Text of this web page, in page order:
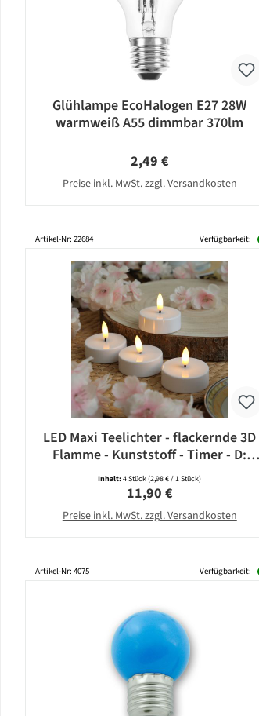
Glühlampe EcoHalogen E27 28W
warmweiß A55 dimmbar 370lm
Regulärer Preis:
2,49 €
Preise inkl. MwSt. zzgl. Versandkosten
Artikel-Nr: 22684 Verfügbarkeit:
LED Maxi Teelichter - flackernde 3D
Flamme - Kunststoff - Timer - D:
5,8cm - weiß - 4er Set
Inhalt:4 Stück(2,98 € / 1 Stück)
Regulärer Preis:
11,90 €
Preise inkl. MwSt. zzgl. Versandkosten
Artikel-Nr: 4075 Verfügbarkeit: